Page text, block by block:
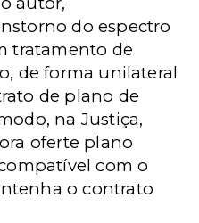
do espectro
tratamento de
de forma unilateral
de plano de
na Justiça,
oferte plano
com o
o contrato